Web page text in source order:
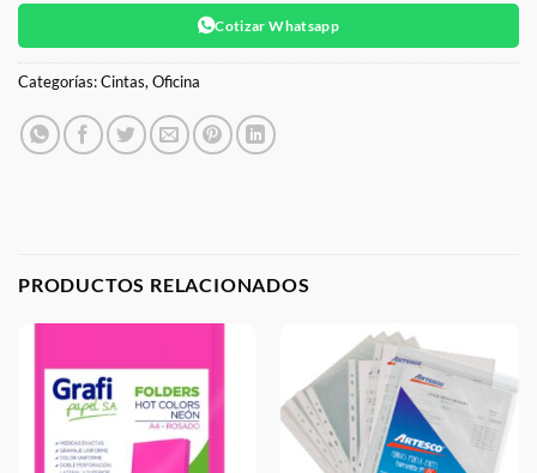
Cotizar Whatsapp
Categorías:Cintas,Oficina
PRODUCTOS RELACIONADOS